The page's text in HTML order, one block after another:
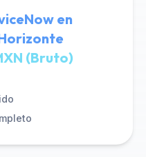
en
(Bruto)